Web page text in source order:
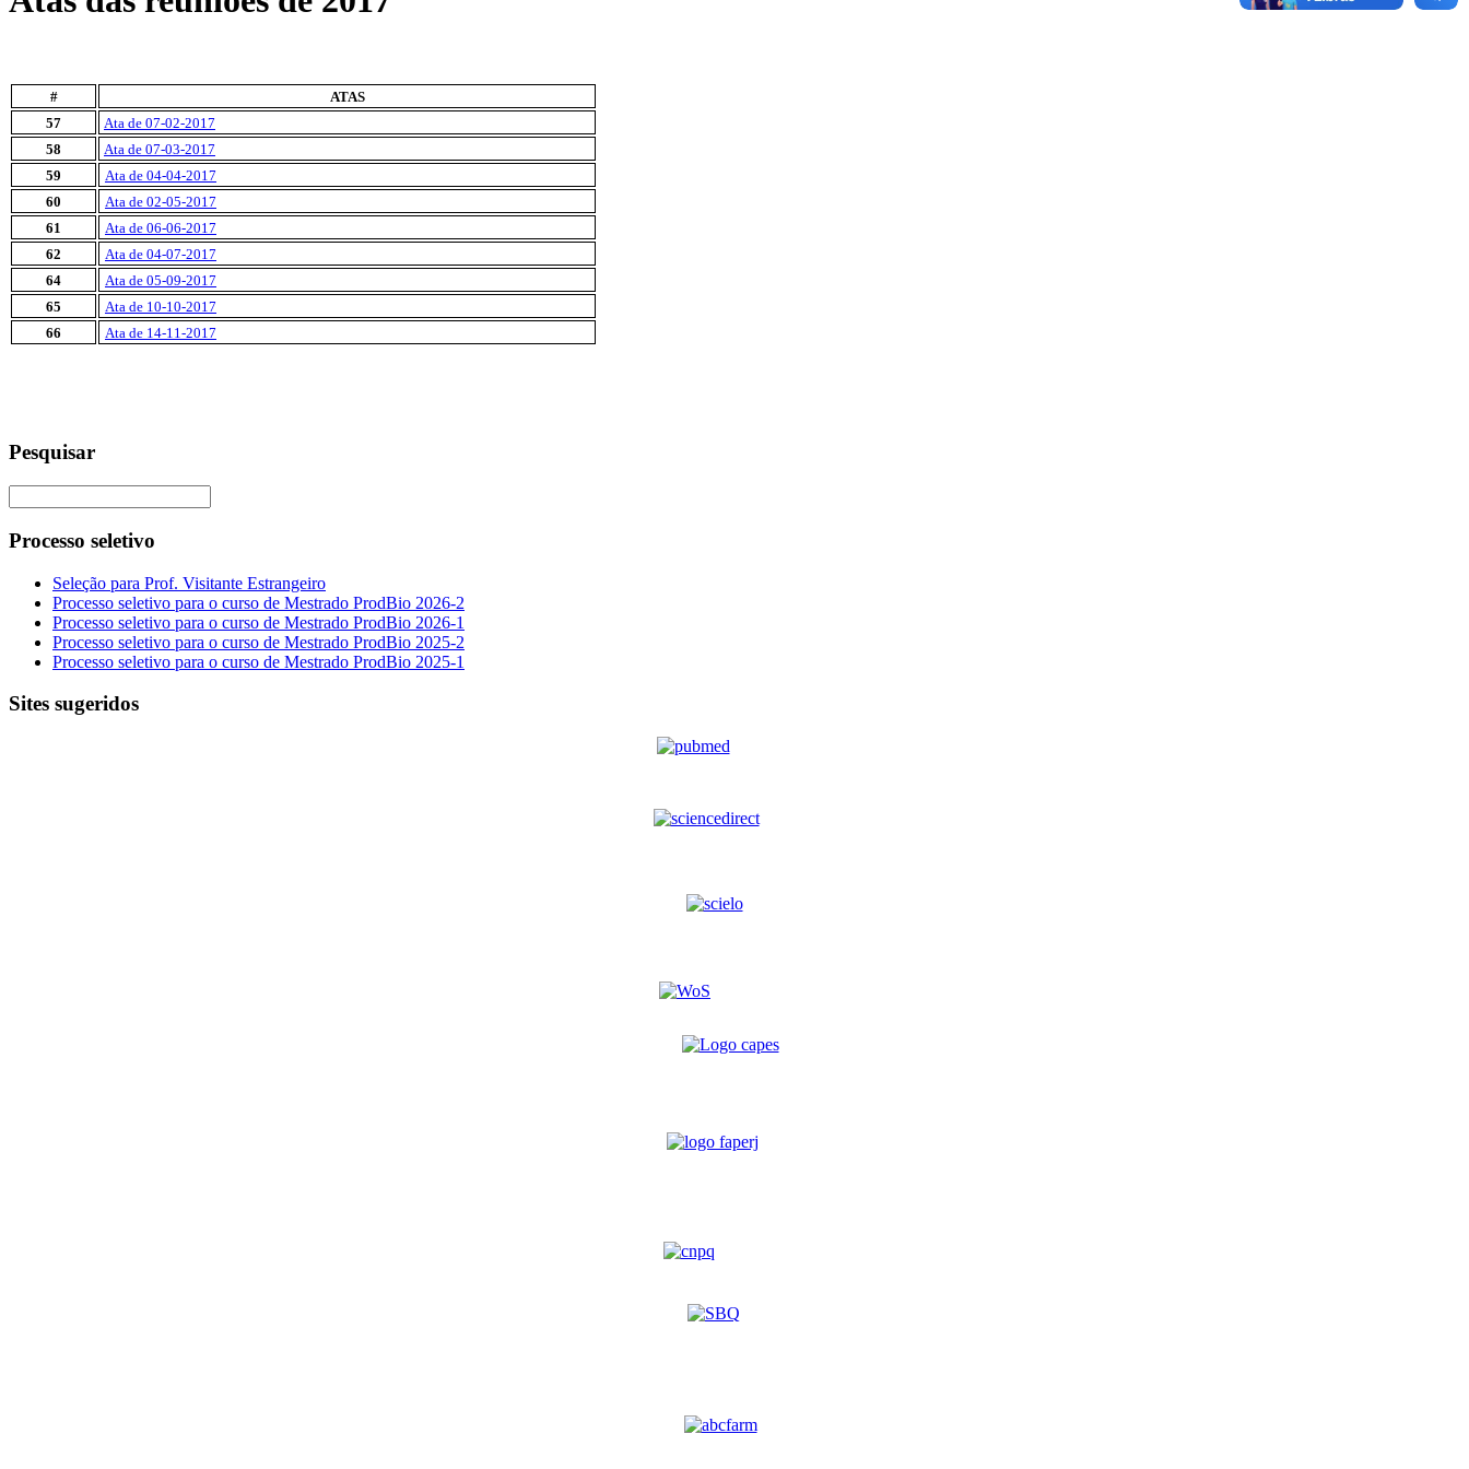
#
ATAS
57
Ata de 07-02-2017
58
Ata de 07-03-2017
59
Ata de 04-04-2017
60
Ata de 02-05-2017
61
Ata de 06-06-2017
62
Ata de 04-07-2017
64
Ata de 05-09-2017
65
Ata de 10-10-2017
66
Ata de 14-11-2017
Pesquisar
Processo seletivo
Seleção para Prof. Visitante Estrangeiro
Processo seletivo para o curso de Mestrado ProdBio 2026-2
Processo seletivo para o curso de Mestrado ProdBio 2026-1
Processo seletivo para o curso de Mestrado ProdBio 2025-2
Processo seletivo para o curso de Mestrado ProdBio 2025-1
Sites sugeridos